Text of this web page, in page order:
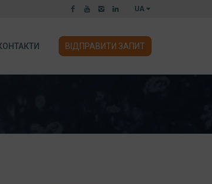
UA
ВІДПРАВИТИ ЗАПИТ